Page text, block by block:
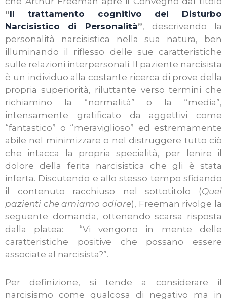
“Il trattamento cognitivo del Disturbo
Narcisistico di Personalità”, descrivendo la
personalità narcisistica nella sua natura, ben
illuminando il riflesso delle sue caratteristiche
sulle relazioni interpersonali. Il paziente narcisista
è un individuo alla costante ricerca di prove della
propria superiorità, riluttante verso termini che
richiamino la “normalità” o la “media”,
intensamente gratificato da aggettivi come
“fantastico” o “meraviglioso” ed estremamente
abile nel minimizzare o nel distruggere tutto ciò
che intacca la propria specialità, per lenire il
dolore della ferita narcisistica che gli è stata
inferta. Discutendo e allo stesso tempo sfidando
il contenuto racchiuso nel sottotitolo (Quei
pazienti che amiamo odiare), Freeman rivolge la
seguente domanda, ottenendo scarsa risposta
dalla platea: “Vi vengono in mente delle
caratteristiche positive che possano essere
associate al narcisista?”.
Per definizione, si tende a considerare il
narcisismo come qualcosa di negativo ma in